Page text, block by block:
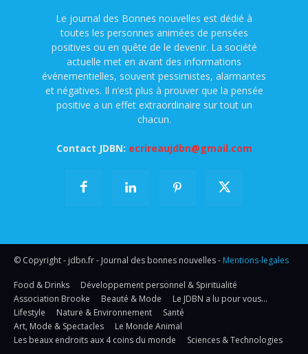
Le journal des Bonnes nouvelles est dédié à
toutes les personnes animées de pensées
positives ou en quête de le devenir. La société
actuelle met en avant des informations
événementielles, souvent pessimistes, alarmantes
et négatives. Il n’est plus à prouver que la pensée
positive a un effet extraordinaire sur tout un
chacun.
Contact JDBN: ecrireaujdbn@gmail.com
© Copyright - jdbn.fr - Journal des bonnes nouvelles - Mentions-legales
Food & Drinks
Développement personnel & Spiritualité
Association Brooke
Beauté & Mode
Le JDBN a lu pour vous…
Lifestyle
Nature & Environnement
Santé
Art, Mode & Spectacles
Le Monde Animal
Les beaux endroits aux 4 coins du monde
Sciences & Technologies